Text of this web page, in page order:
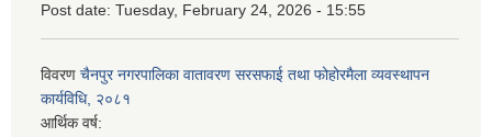
Post date: Tuesday, February 24, 2026 - 15:55
विवरण चैनपुर नगरपालिका वातावरण सरसफाई तथा फोहोरमैला व्यवस्थापन
कार्यविधि, २०८१
आर्थिक वर्ष: